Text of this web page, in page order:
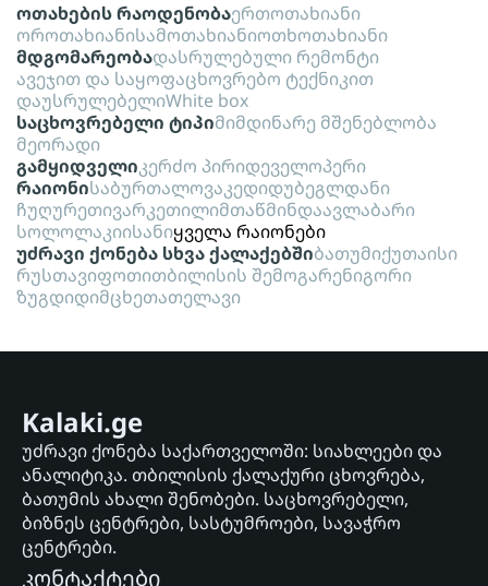
ოთახების რაოდენობაერთოთახიანი
ოროთახიანისამოთახიანიოთხოთახიანი
მდგომარეობადასრულებული რემონტი
ავეჯით და საყოფაცხოვრებო ტექნიკით
დაუსრულებელიWhite box
საცხოვრებელი ტიპიმიმდინარე მშენებლობა
მეორადი
გამყიდველიკერძო პირიდეველოპერი
რაიონისაბურთალოვაკედიდუბეგლდანი
ჩუღურეთივარკეთილიმთაწმინდაავლაბარი
სოლოლაკიისანიყველა რაიონები
უძრავი ქონება სხვა ქალაქებშიბათუმიქუთაისი
რუსთავიფოთითბილისის შემოგარენიგორი
ზუგდიდიმცხეთათელავი
Kalaki.ge
უძრავი ქონება საქართველოში: სიახლეები და
ანალიტიკა. თბილისის ქალაქური ცხოვრება,
ბათუმის ახალი შენობები. საცხოვრებელი,
ბიზნეს ცენტრები, სასტუმროები, სავაჭრო
ცენტრები.
კონტაქტები